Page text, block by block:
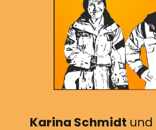
Karina Schmidt und